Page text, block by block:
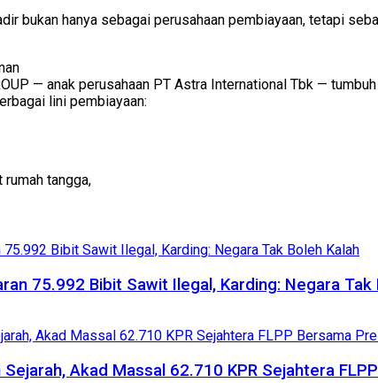
bukan hanya sebagai perusahaan pembiayaan, tetapi
— anak perusahaan PT Astra International Tbk —
lini pembiayaan:
tangga,
75.992 Bibit Sawit Ilegal, Karding: Negara Tak
Akad Massal 62.710 KPR Sejahtera